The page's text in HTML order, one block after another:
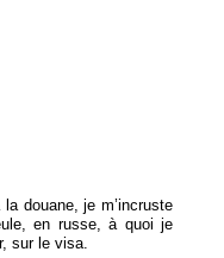
douane, je m’incruste
en russe, à quoi je
sur le visa.